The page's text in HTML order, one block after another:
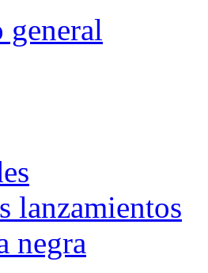
general
lanzamientos
negra